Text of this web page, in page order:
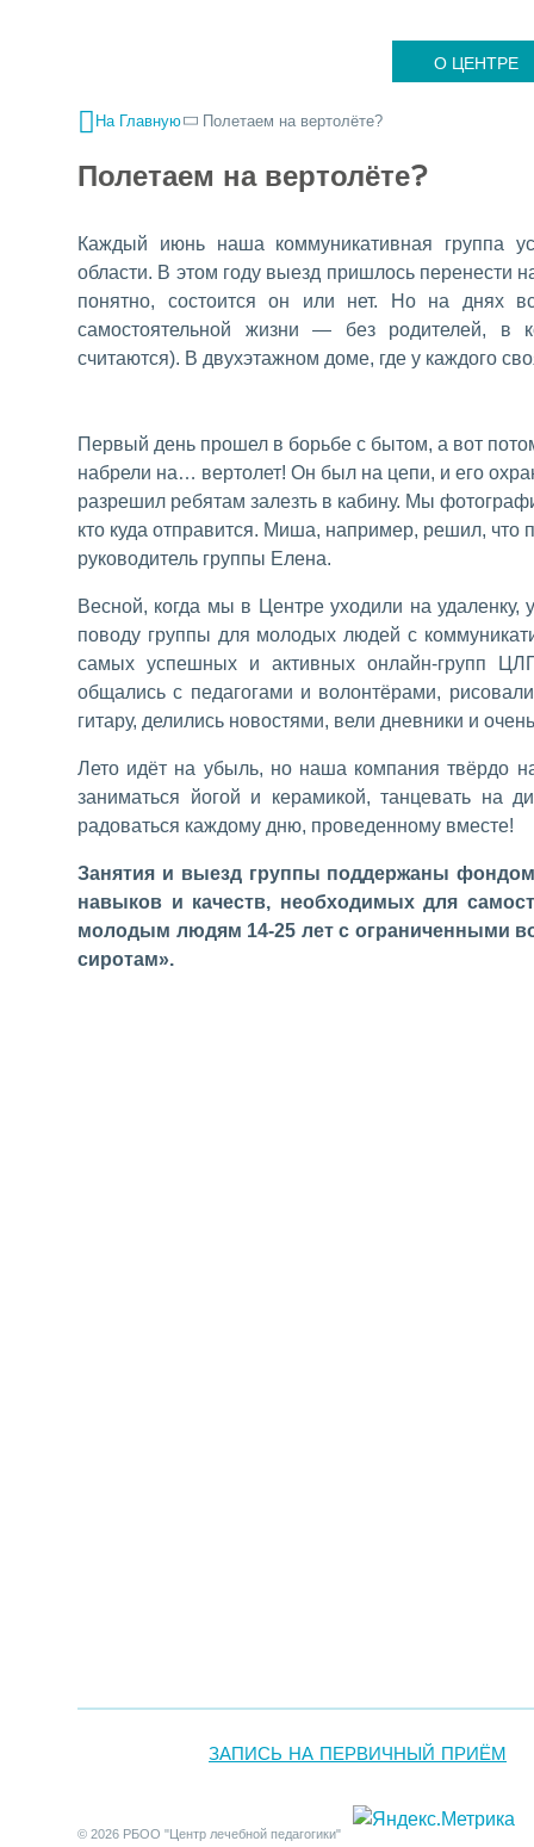
О ЦЕНТРЕ
На Главную Полетаем на вертолёте?
Полетаем на вертолёте?
Каждый июнь наша коммуникативная группа
области. В этом году выезд пришлось перенести
понятно, состоится он или нет. Но на днях
самостоятельной жизни — без родителей, в
считаются). В двухэтажном доме, где у каждого
Первый день прошел в борьбе с бытом, а вот
набрели на… вертолет! Он был на цепи, и его
разрешил ребятам залезть в кабину. Мы
кто куда отправится. Миша, например, решил, что
руководитель группы Елена.
Весной, когда мы в Центре уходили на
поводу группы для молодых людей с
самых успешных и активных онлайн-групп
общались с педагогами и волонтёрами,
гитару, делились новостями, вели дневники и
Лето идёт на убыль, но наша компания твёрдо
заниматься йогой и керамикой, танцевать на
радоваться каждому дню, проведенному вместе!
Занятия и выезд группы поддержаны
навыков и качеств, необходимых для
молодым людям 14-25 лет с ограниченными
сиротам».
ЗАПИСЬ НА ПЕРВИЧНЫЙ ПРИЁМ
© 2026 РБОО "Центр лечебной педагогики"